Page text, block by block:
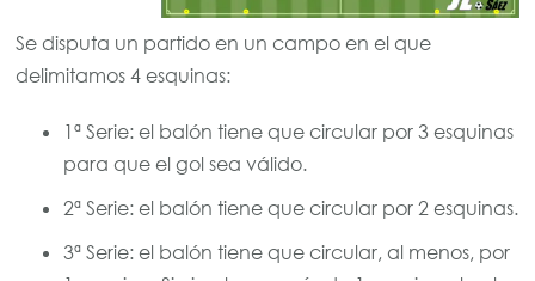
Se disputa un partido en un campo en el que
delimitamos 4 esquinas:
1ª Serie: el balón tiene que circular por 3 esquinas
para que el gol sea válido.
2ª Serie: el balón tiene que circular por 2 esquinas.
3ª Serie: el balón tiene que circular, al menos, por